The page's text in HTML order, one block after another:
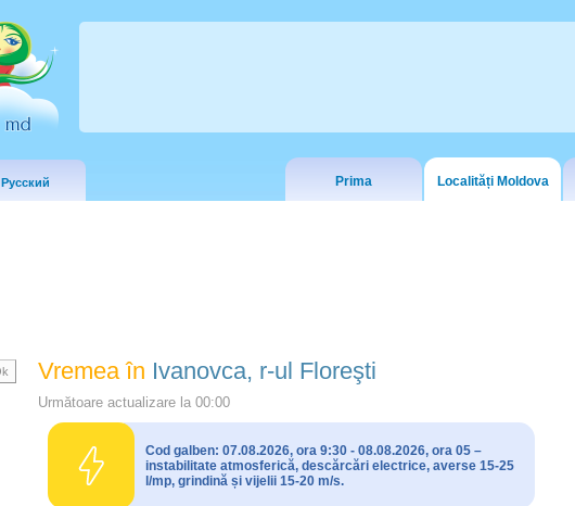
Русский Prima Localități Moldova
Vremea în Ivanovca, r-ul Floreşti
Următoare actualizare la 00:00
Cod galben: 07.08.2026, ora 9:30 - 08.08.2026, ora 05 –
instabilitate atmosferică, descărcări electrice, averse 15-25
l/mp, grindină și vijelii 15-20 m/s.